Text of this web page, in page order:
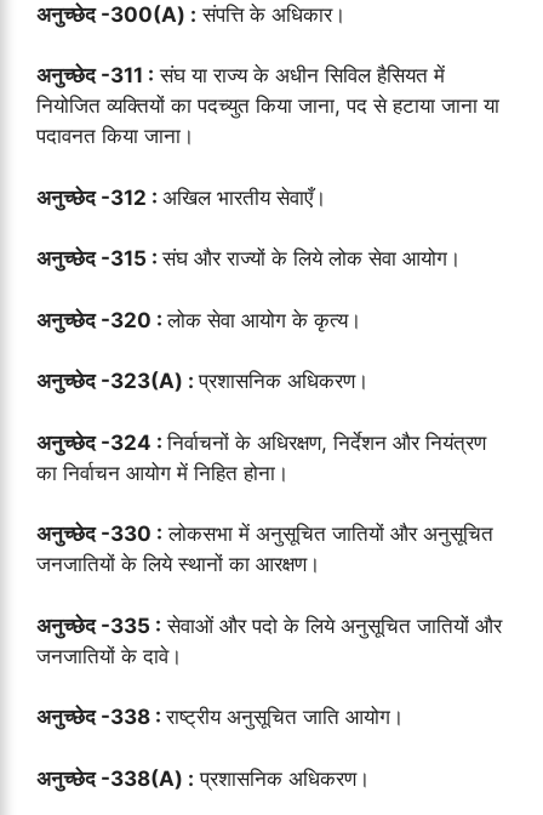
अनुच्छेद -300(A) : संपत्ति के अधिकार।
अनुच्छेद -311 : संघ या राज्य के अधीन सिविल हैसियत में
नियोजित व्यक्तियों का पदच्युत किया जाना, पद से हटाया जाना या
पदावनत किया जाना।
अनुच्छेद -312 : अखिल भारतीय सेवाएँ।
अनुच्छेद -315 :संघ और राज्यों के लिये लोक सेवा आयोग।
अनुच्छेद -320 :लोक सेवा आयोग के कृत्य।
अनुच्छेद -323(A) :प्रशासनिक अधिकरण।
अनुच्छेद -324 :निर्वाचनों के अधिरक्षण, निर्देशन और नियंत्रण
का निर्वाचन आयोग में निहित होना।
अनुच्छेद -330 : लोकसभा में अनुसूचित जातियों और अनुसूचित
जनजातियों के लिये स्थानों का आरक्षण।
अनुच्छेद -335 : सेवाओं और पदो के लिये अनुसूचित जातियों और
जनजातियों के दावे।
अनुच्छेद -338 :राष्ट्रीय अनुसूचित जाति आयोग।
अनुच्छेद -338(A) : प्रशासनिक अधिकरण।